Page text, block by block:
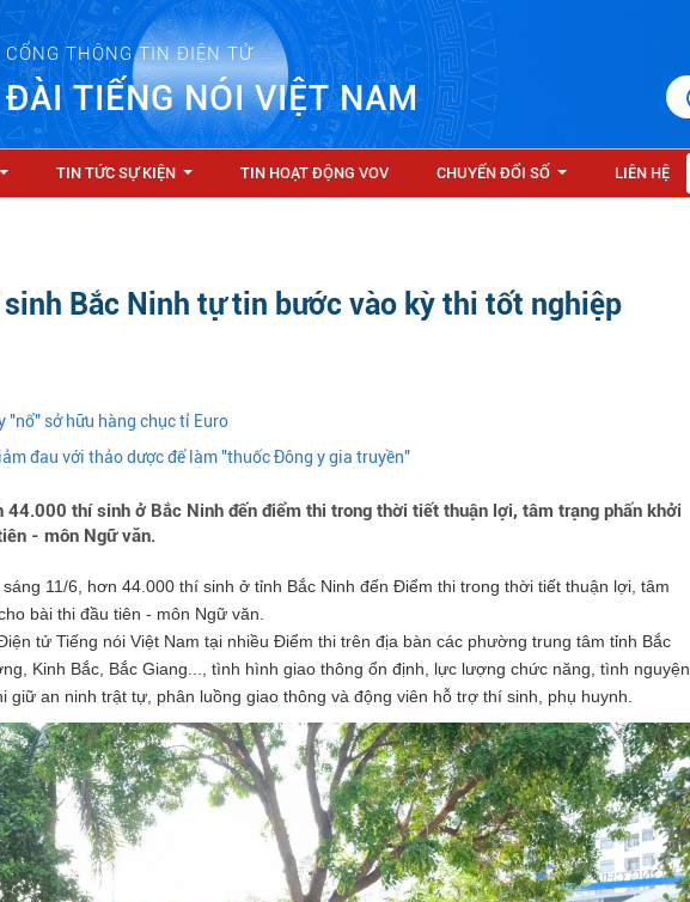
CỔNG THÔNG TIN ĐIỆN TỬ
ĐÀI TIẾNG NÓI VIỆT NAM
TIN TỨC SỰ KIỆN TIN HOẠT ĐỘNG VOV CHUYỂN ĐỔI SỐ LIÊN HỆ
Bắc Ninh tự tin bước vào kỳ thi tốt nghiệp
"nổ" sở hữu hàng chục tỉ Euro
đau với thảo dược để làm "thuốc Đông y gia truyền"
44.000 thí sinh ở Bắc Ninh đến điểm thi trong thời tiết thuận lợi, tâm trạng phấn khởi
- môn Ngữ văn.
11/6, hơn 44.000 thí sinh ở tỉnh Bắc Ninh đến Điểm thi trong thời tiết thuận lợi, tâm
bài thi đầu tiên - môn Ngữ văn.
tử Tiếng nói Việt Nam tại nhiều Điểm thi trên địa bàn các phường trung tâm tỉnh Bắc
Kinh Bắc, Bắc Giang..., tình hình giao thông ổn định, lực lượng chức năng, tình nguyện
giữ an ninh trật tự, phân luồng giao thông và động viên hỗ trợ thí sinh, phụ huynh.